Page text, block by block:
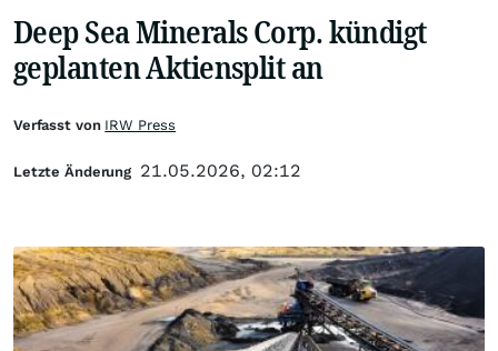
Deep Sea Minerals Corp. kündigt
geplanten Aktiensplit an
Verfasst von IRW Press
Letzte Änderung 21.05.2026, 02:12